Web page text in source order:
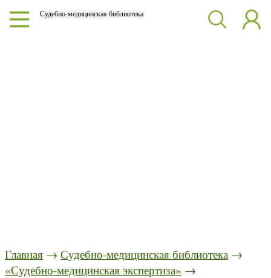
Судебно-медицинская библиотека
Главная → Судебно-медицинская библиотека →
«Судебно-медицинская экспертиза» →